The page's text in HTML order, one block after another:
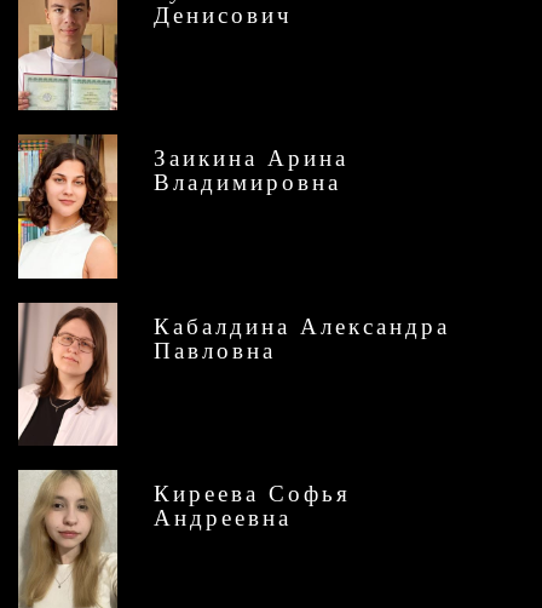
Денисович
Заикина Арина
Владимировна
Кабалдина Александра
Павловна
Киреева Софья
Андреевна